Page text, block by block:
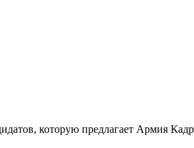
которую предлагает Армия